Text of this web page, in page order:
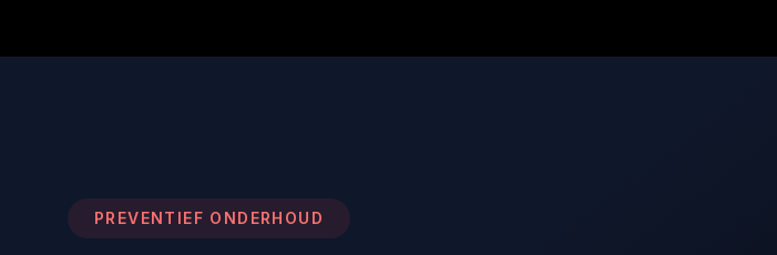
PREVENTIEF ONDERHOUD